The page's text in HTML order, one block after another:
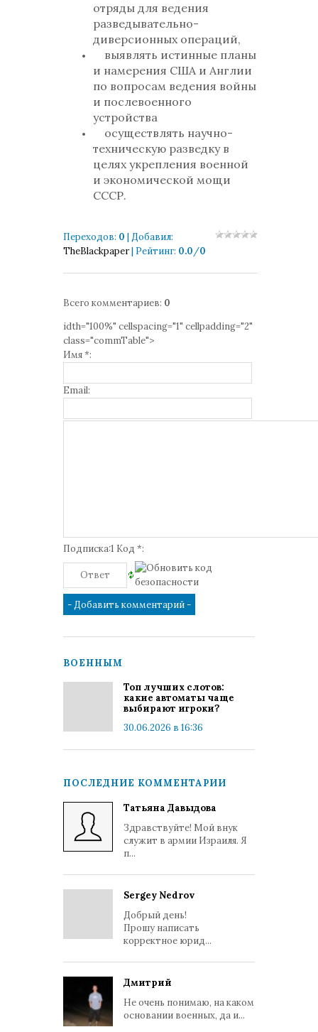
отряды для ведения
разведывательно-
диверсионных операций,
выявлять истинные планы
и намерения США и Англии
по вопросам ведения войны
и послевоенного
устройства
осуществлять научно-
техническую разведку в
целях укрепления военной
и экономической мощи
СССР.
Переходов: 0 | Добавил:
TheBlackpaper| Рейтинг: 0.0/0
Всего комментариев: 0
idth="100%" cellspacing="1" cellpadding="2"
class="commTable">
Имя *:
Email:
Подписка:1 Код *:
ВОЕННЫМ
Топ лучших слотов:
какие автоматы чаще
выбирают игроки?
30.06.2026 в 16:36
ПОСЛЕДНИЕ КОММЕНТАРИИ
Татьяна Давыдова
Здравствуйте! Мой внук
служит в армии Израиля. Я
п...
Sergey Nedrov
Добрый день!
Прошу написать
корректное юрид...
Дмитрий
Не очень понимаю, на каком
основании военных, да и...